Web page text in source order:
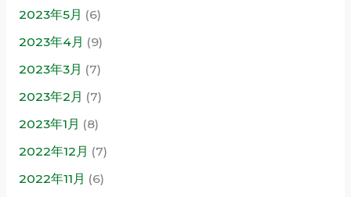
2023年5月 (6)
2023年4月 (9)
2023年3月 (7)
2023年2月 (7)
2023年1月 (8)
2022年12月 (7)
2022年11月 (6)